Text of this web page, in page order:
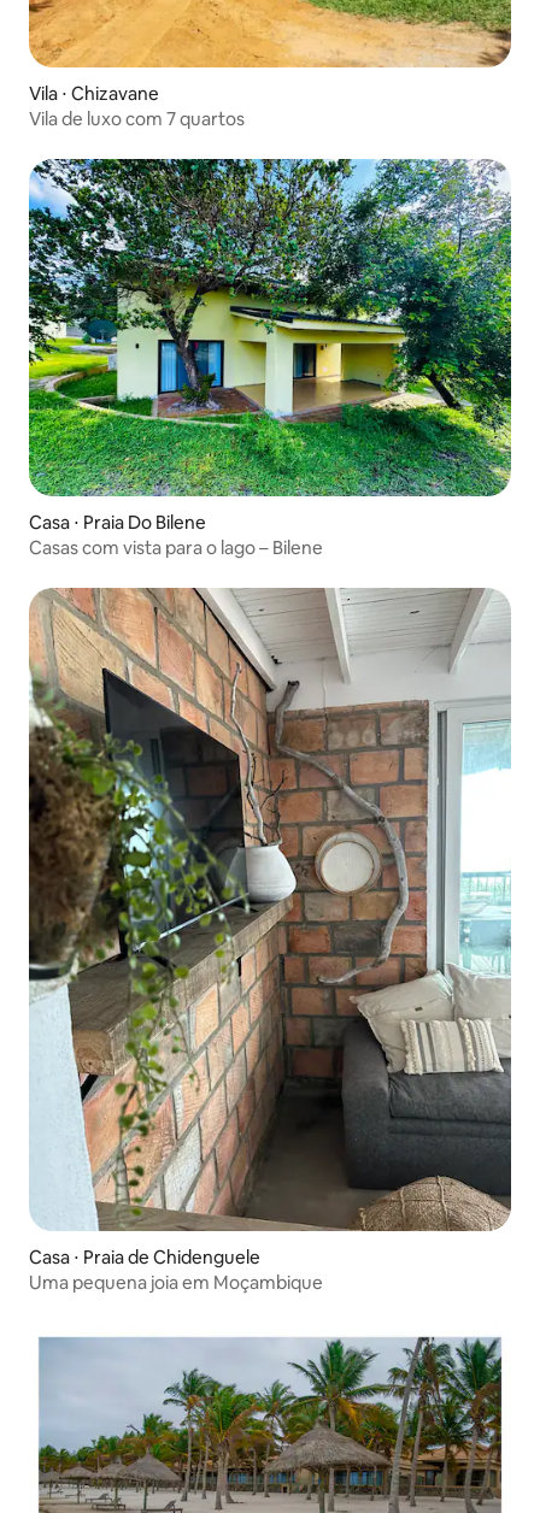
Vila ⋅ Chizavane
Vila de luxo com 7 quartos
Casa ⋅ Praia Do Bilene
Casas com vista para o lago – Bilene
Casa ⋅ Praia de Chidenguele
Uma pequena joia em Moçambique